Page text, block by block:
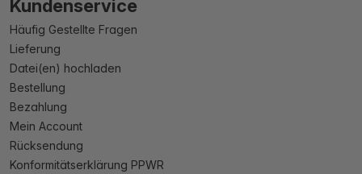
Kundenservice
Häufig Gestellte Fragen
Lieferung
Datei(en) hochladen
Bestellung
Bezahlung
Mein Account
Rücksendung
Konformitätserklärung PPWR